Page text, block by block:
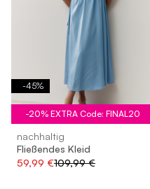
-45%
-20% EXTRA Code: FINAL20
nachhaltig
Fließendes Kleid
59,99 €109,99 €